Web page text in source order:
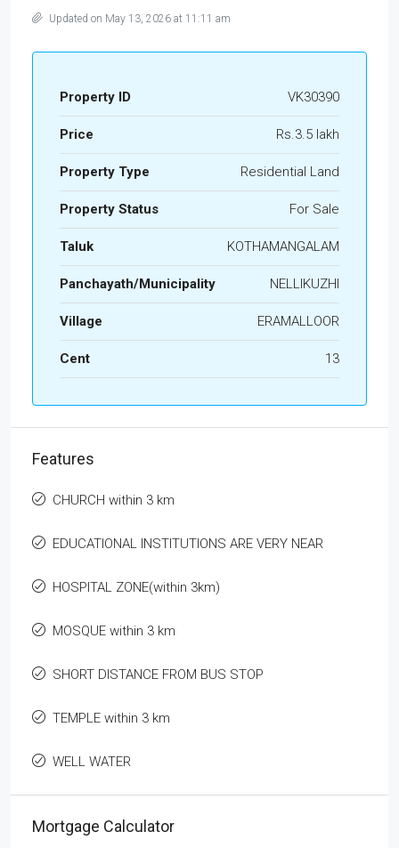
Updated on May 13, 2026 at 11:11 am
Property ID VK30390
Price Rs.3.5 lakh
Property Type Residential Land
Property Status For Sale
Taluk KOTHAMANGALAM
Panchayath/Municipality NELLIKUZHI
Village ERAMALLOOR
Cent 13
Features
CHURCH within 3 km
EDUCATIONAL INSTITUTIONS ARE VERY NEAR
HOSPITAL ZONE(within 3km)
MOSQUE within 3 km
SHORT DISTANCE FROM BUS STOP
TEMPLE within 3 km
WELL WATER
Mortgage Calculator